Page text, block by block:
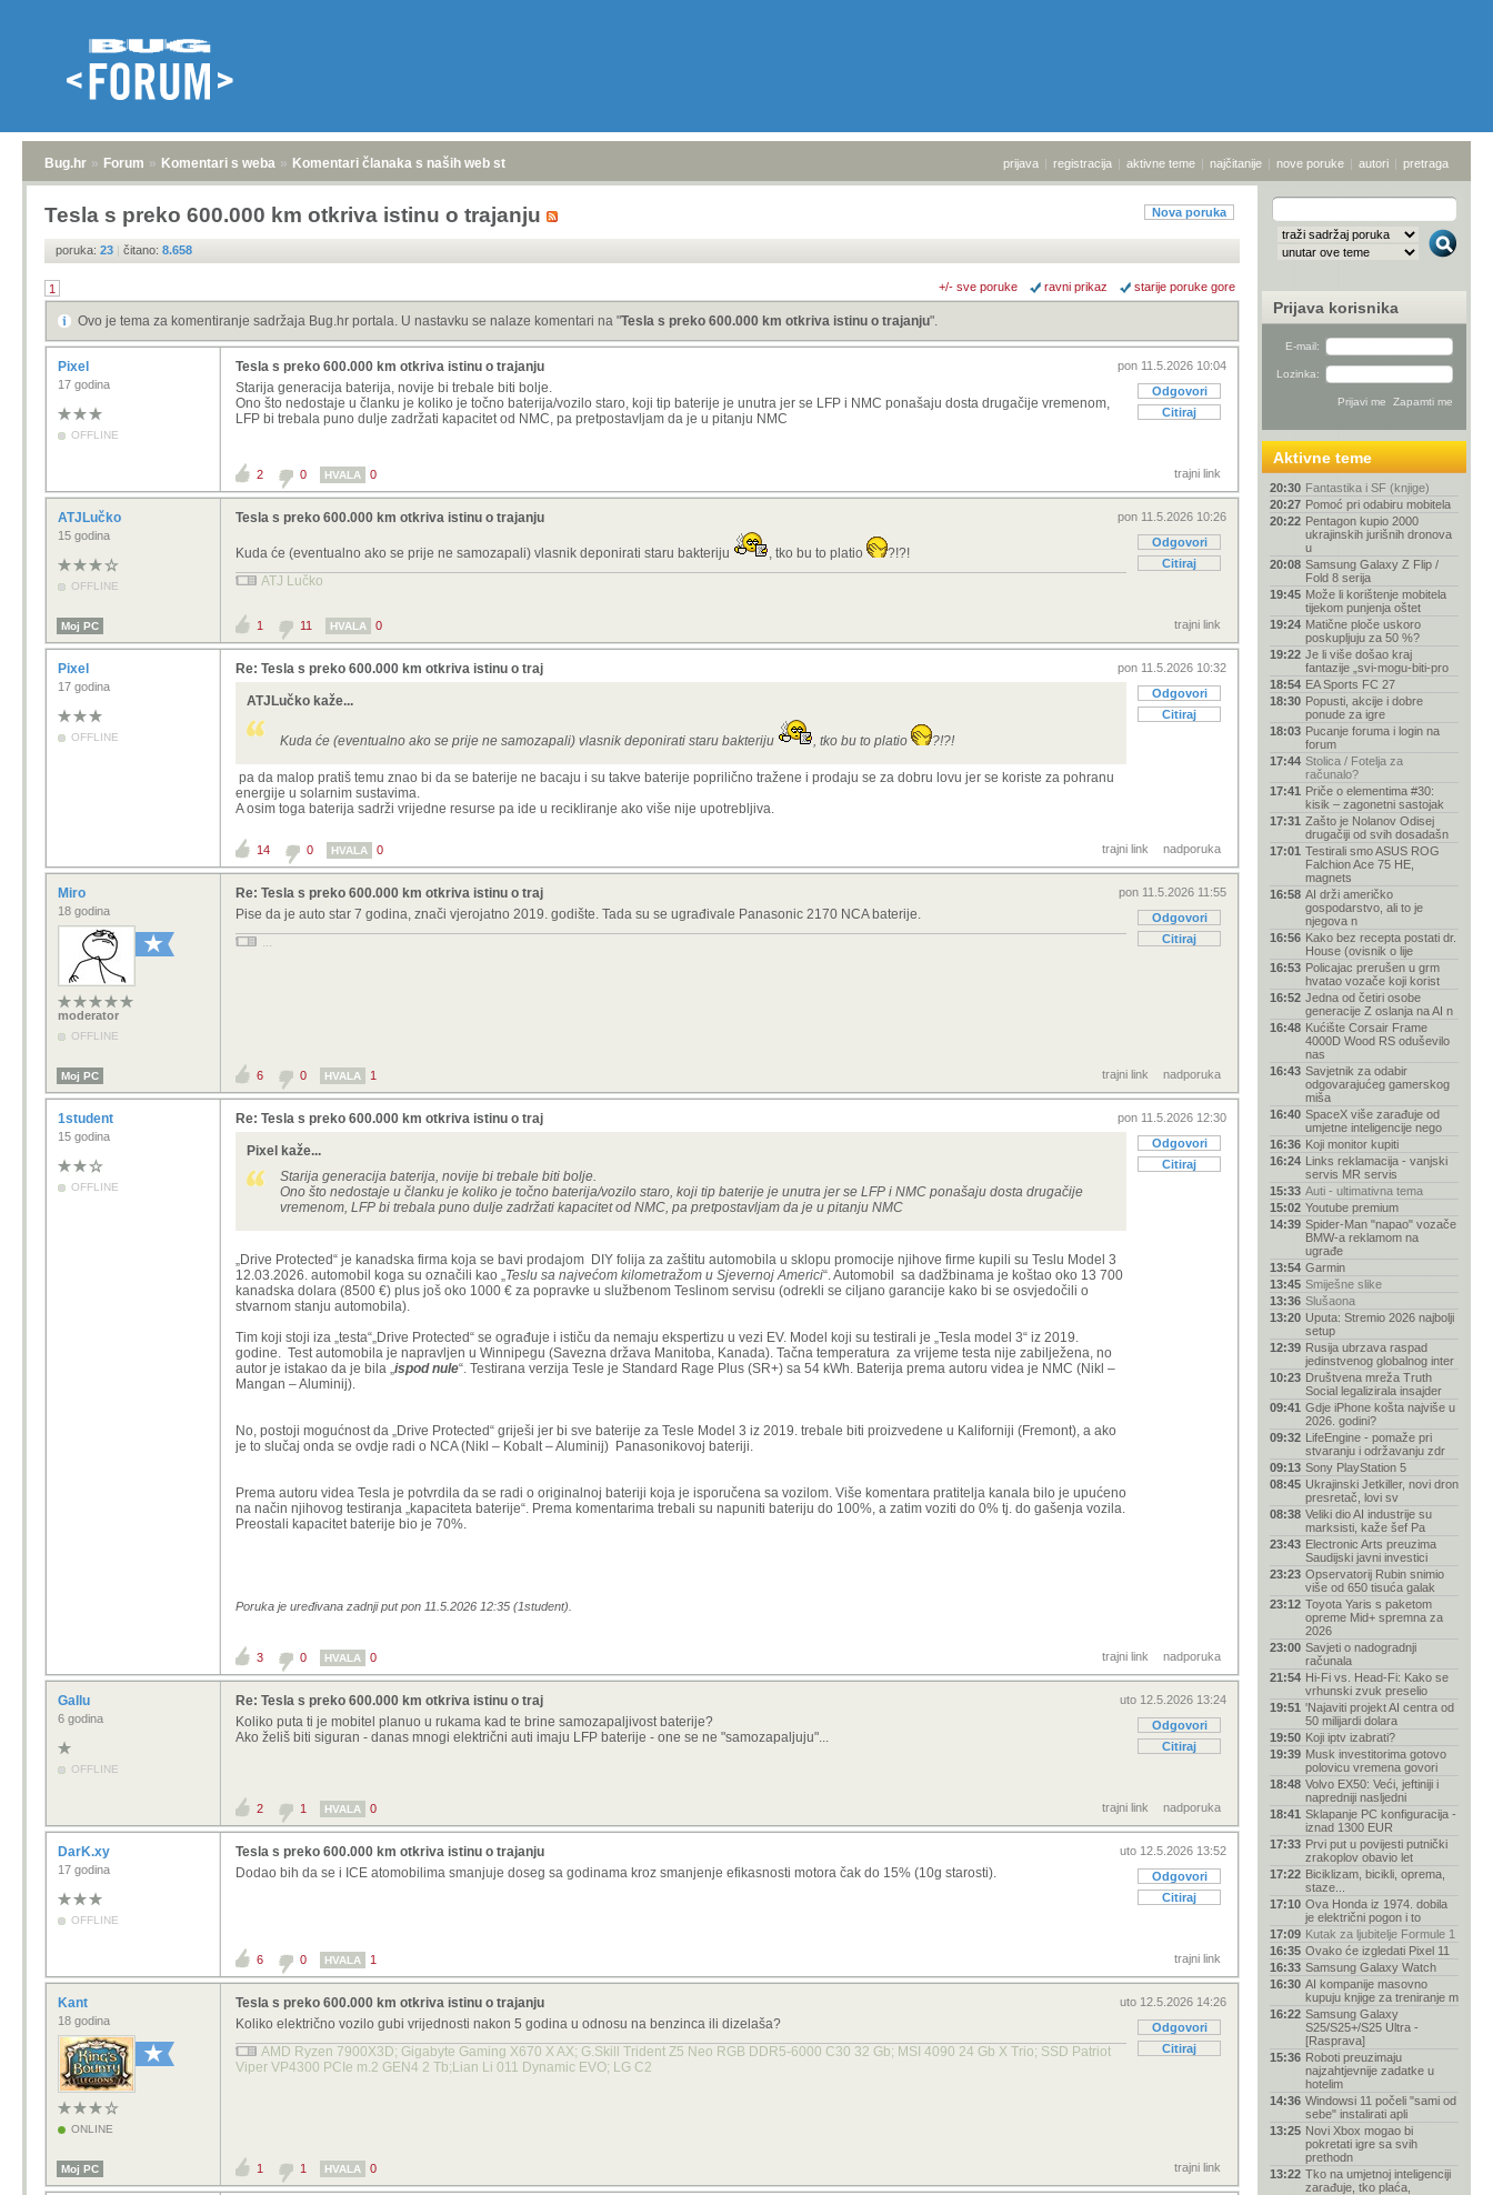
Bug.hr » Forum » Komentari s weba » Komentari članaka s naših web stranica prijava | registracija | aktivne teme | najčitanije | nove poruke | autori | pretraga
Nova poruka
Tesla s preko 600.000 km otkriva istinu o trajanju
poruka: 23 | čitano: 8.658
1 +/- sve poruke ravni prikaz starije poruke gore
Ovo je tema za komentiranje sadržaja Bug.hr portala. U nastavku se nalaze komentari na "Tesla s preko 600.000 km otkriva istinu o trajanju".
Pixel
17 godina
OFFLINE
pon 11.5.2026 10:04
Odgovori
Citiraj
Tesla s preko 600.000 km otkriva istinu o trajanju
Starija generacija baterija, novije bi trebale biti bolje.
Ono što nedostaje u članku je koliko je točno baterija/vozilo staro, koji tip baterije je unutra jer se LFP i NMC ponašaju dosta drugačije vremenom,
LFP bi trebala puno dulje zadržati kapacitet od NMC, pa pretpostavljam da je u pitanju NMC
trajni link
2 0 HVALA 0
ATJLučko
15 godina
OFFLINE
pon 11.5.2026 10:26
Odgovori
Citiraj
Tesla s preko 600.000 km otkriva istinu o trajanju
Kuda će (eventualno ako se prije ne samozapali) vlasnik deponirati staru bakteriju , tko bu to platio
?!?!
ATJ Lučko
Moj PC trajni link
1 11 HVALA 0
Pixel
17 godina
OFFLINE
pon 11.5.2026 10:32
Odgovori
Citiraj
Re: Tesla s preko 600.000 km otkriva istinu o traj
ATJLučko kaže...
Kuda će (eventualno ako se prije ne samozapali) vlasnik deponirati staru bakteriju , tko bu to platio ?!?!
pa da malop pratiš temu znao bi da se baterije ne bacaju i su takve baterije poprilično tražene i prodaju se za dobru lovu jer se koriste za pohranu
energije u solarnim sustavima.
A osim toga baterija sadrži vrijedne resurse pa ide u recikliranje ako više nije upotrebljiva.
trajni link nadporuka
14 0 HVALA 0
Miro
18 godina
moderator
OFFLINE
pon 11.5.2026 11:55
Odgovori
Citiraj
Re: Tesla s preko 600.000 km otkriva istinu o traj
Pise da je auto star 7 godina, znači vjerojatno 2019. godište. Tada su se ugrađivale Panasonic 2170 NCA baterije.
...
Moj PC trajni link nadporuka
6 0 HVALA 1
1student
15 godina
OFFLINE
pon 11.5.2026 12:30
Odgovori
Citiraj
Re: Tesla s preko 600.000 km otkriva istinu o traj
Pixel kaže...
Starija generacija baterija, novije bi trebale biti bolje.
Ono što nedostaje u članku je koliko je točno baterija/vozilo staro, koji tip baterije je unutra jer se LFP i NMC ponašaju dosta drugačije
vremenom, LFP bi trebala puno dulje zadržati kapacitet od NMC, pa pretpostavljam da je u pitanju NMC
„Drive Protected“ je kanadska firma koja se bavi prodajom DIY folija za zaštitu automobila u sklopu promocije njihove firme kupili su Teslu Model 3
12.03.2026. automobil koga su označili kao „Teslu sa najvećom kilometražom u Sjevernoj Americi“. Automobil sa dadžbinama je koštao oko 13 700
kanadska dolara (8500 €) plus još oko 1000 € za popravke u službenom Teslinom servisu (odrekli se ciljano garancije kako bi se osvjedočili o
stvarnom stanju automobila).
Tim koji stoji iza „testa“„Drive Protected“ se ograđuje i ističu da nemaju ekspertizu u vezi EV. Model koji su testirali je „Tesla model 3“ iz 2019.
godine. Test automobila je napravljen u Winnipegu (Savezna država Manitoba, Kanada). Tačna temperatura za vrijeme testa nije zabilježena, no
autor je istakao da je bila „ispod nule“. Testirana verzija Tesle je Standard Rage Plus (SR+) sa 54 kWh. Baterija prema autoru videa je NMC (Nikl –
Mangan – Aluminij).
No, postoji mogućnost da „Drive Protected“ griješi jer bi sve baterije za Tesle Model 3 iz 2019. trebale biti proizvedene u Kaliforniji (Fremont), a ako
je to slučaj onda se ovdje radi o NCA (Nikl – Kobalt – Aluminij) Panasonikovoj bateriji.
Prema autoru videa Tesla je potvrdila da se radi o originalnoj bateriji koja je isporučena sa vozilom. Više komentara pratitelja kanala bilo je upućeno
na način njihovog testiranja „kapaciteta baterije“. Prema komentarima trebali su napuniti bateriju do 100%, a zatim voziti do 0% tj. do gašenja vozila.
Preostali kapacitet baterije bio je 70%.
Poruka je uređivana zadnji put pon 11.5.2026 12:35 (1student).
trajni link nadporuka
3 0 HVALA 0
Gallu
6 godina
OFFLINE
uto 12.5.2026 13:24
Odgovori
Citiraj
Re: Tesla s preko 600.000 km otkriva istinu o traj
Koliko puta ti je mobitel planuo u rukama kad te brine samozapaljivost baterije?
Ako želiš biti siguran - danas mnogi električni auti imaju LFP baterije - one se ne "samozapaljuju"...
trajni link nadporuka
2 1 HVALA 0
DarK.xy
17 godina
OFFLINE
uto 12.5.2026 13:52
Odgovori
Citiraj
Tesla s preko 600.000 km otkriva istinu o trajanju
Dodao bih da se i ICE atomobilima smanjuje doseg sa godinama kroz smanjenje efikasnosti motora čak do 15% (10g starosti).
trajni link
6 0 HVALA 1
Kant
18 godina
ONLINE
uto 12.5.2026 14:26
Odgovori
Citiraj
Tesla s preko 600.000 km otkriva istinu o trajanju
Koliko električno vozilo gubi vrijednosti nakon 5 godina u odnosu na benzinca ili dizelaša?
AMD Ryzen 7900X3D; Gigabyte Gaming X670 X AX; G.Skill Trident Z5 Neo RGB DDR5-6000 C30 32 Gb; MSI 4090 24 Gb X Trio; SSD Patriot
Viper VP4300 PCIe m.2 GEN4 2 Tb;Lian Li 011 Dynamic EVO; LG C2
Moj PC trajni link
1 1 HVALA 0
Prijava korisnika
E-mail:
Lozinka:
Aktivne teme
20:30 Fantastika i SF (knjige)
20:27 Pomoć pri odabiru mobitela
20:22 Pentagon kupio 2000
ukrajinskih jurišnih dronova
u
20:08 Samsung Galaxy Z Flip /
Fold 8 serija
19:45 Može li korištenje mobitela
tijekom punjenja oštet
19:24 Matične ploče uskoro
poskupljuju za 50 %?
19:22 Je li više došao kraj
fantazije „svi-mogu-biti-pro
18:54 EA Sports FC 27
18:30 Popusti, akcije i dobre
ponude za igre
18:03 Pucanje foruma i login na
forum
17:44 Stolica / Fotelja za
računalo?
17:41 Priče o elementima #30:
kisik – zagonetni sastojak
17:31 Zašto je Nolanov Odisej
drugačiji od svih dosadašn
17:01 Testirali smo ASUS ROG
Falchion Ace 75 HE,
magnets
16:58 AI drži američko
gospodarstvo, ali to je
njegova n
16:56 Kako bez recepta postati dr.
House (ovisnik o lije
16:53 Policajac prerušen u grm
hvatao vozače koji korist
16:52 Jedna od četiri osobe
generacije Z oslanja na AI n
16:48 Kućište Corsair Frame
4000D Wood RS oduševilo
nas
16:43 Savjetnik za odabir
odgovarajućeg gamerskog
miša
16:40 SpaceX više zarađuje od
umjetne inteligencije nego
16:36 Koji monitor kupiti
16:24 Links reklamacija - vanjski
servis MR servis
15:33 Auti - ultimativna tema
15:02 Youtube premium
14:39 Spider-Man "napao" vozače
BMW-a reklamom na
ugrađe
13:54 Garmin
13:45 Smiješne slike
13:36 Slušaona
13:20 Uputa: Stremio 2026 najbolji
setup
12:39 Rusija ubrzava raspad
jedinstvenog globalnog inter
10:23 Društvena mreža Truth
Social legalizirala insajder
09:41 Gdje iPhone košta najviše u
2026. godini?
09:32 LifeEngine - pomaže pri
stvaranju i održavanju zdr
09:13 Sony PlayStation 5
08:45 Ukrajinski Jetkiller, novi dron
presretač, lovi sv
08:38 Veliki dio AI industrije su
marksisti, kaže šef Pa
23:43 Electronic Arts preuzima
Saudijski javni investici
23:23 Opservatorij Rubin snimio
više od 650 tisuća galak
23:12 Toyota Yaris s paketom
opreme Mid+ spremna za
2026
23:00 Savjeti o nadogradnji
računala
21:54 Hi-Fi vs. Head-Fi: Kako se
vrhunski zvuk preselio
19:51 'Najaviti projekt AI centra od
50 milijardi dolara
19:50 Koji iptv izabrati?
19:39 Musk investitorima gotovo
polovicu vremena govori
18:48 Volvo EX50: Veći, jeftiniji i
napredniji nasljedni
18:41 Sklapanje PC konfiguracija -
iznad 1300 EUR
17:33 Prvi put u povijesti putnički
zrakoplov obavio let
17:22 Biciklizam, bicikli, oprema,
staze...
17:10 Ova Honda iz 1974. dobila
je električni pogon i to
17:09 Kutak za ljubitelje Formule 1
16:35 Ovako će izgledati Pixel 11
16:33 Samsung Galaxy Watch
16:30 AI kompanije masovno
kupuju knjige za treniranje m
16:22 Samsung Galaxy
S25/S25+/S25 Ultra -
[Rasprava]
15:36 Roboti preuzimaju
najzahtjevnije zadatke u
hotelim
14:36 Windowsi 11 počeli "sami od
sebe" instalirati apli
13:25 Novi Xbox mogao bi
pokretati igre sa svih
prethodn
13:22 Tko na umjetnoj inteligenciji
zarađuje, tko plaća,